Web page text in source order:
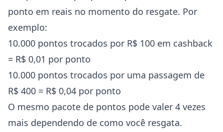
ponto em reais no momento do resgate. Por
exemplo:
10.000 pontos trocados por R$ 100 em cashback
= R$ 0,01 por ponto
10.000 pontos trocados por uma passagem de
R$ 400 = R$ 0,04 por ponto
O mesmo pacote de pontos pode valer 4 vezes
mais dependendo de como você resgata.